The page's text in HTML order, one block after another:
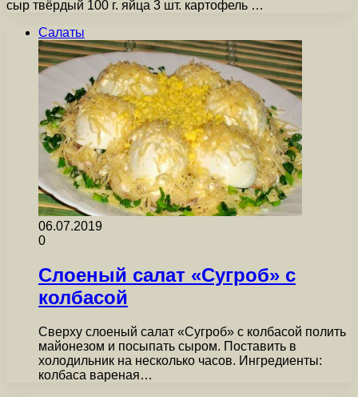
сыр твёрдый 100 г. яйца 3 шт. картофель …
Салаты
06.07.2019
0
Слоеный салат «Сугроб» с
колбасой
Сверху слоеный салат «Сугроб» с колбасой полить
майонезом и посыпать сыром. Поставить в
холодильник на несколько часов. Ингредиенты:
колбаса вареная…